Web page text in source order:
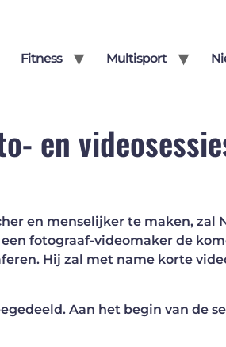
Fitness Multisport
en
en menselijker te maken, zal
fotograaf-videomaker de
Hij zal met name korte
Aan het begin van de